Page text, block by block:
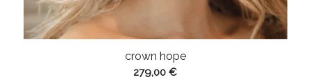
crown hope
279,00€